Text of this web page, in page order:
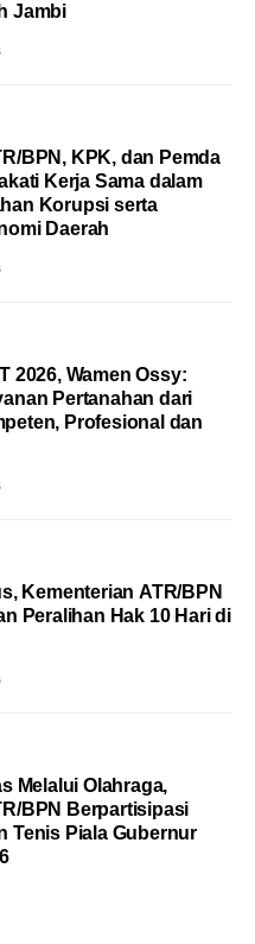
Jambi
BPN, KPK, dan Pemda
Kerja Sama dalam
Korupsi serta
Daerah
2026, Wamen Ossy:
Pertanahan dari
Profesional dan
Kementerian ATR/BPN
Peralihan Hak 10 Hari di
Melalui Olahraga,
BPN Berpartisipasi
Tenis Piala Gubernur